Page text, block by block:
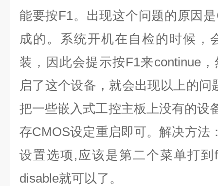
能要按F1。出现这个问题的原因是
成的。系统开机在自检的时候，
装，因此会提示按F1来continue，
启了这个设备，就会出现以上的问
把一些嵌入式工控主板上没有的设
存CMOS设定重启即可。解决方法
设置选项,应该是第二个菜单打到
disable就可以了。